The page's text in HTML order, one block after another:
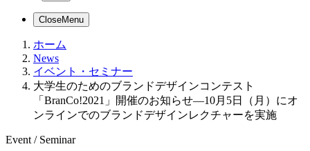
CloseMenu
ホーム
News
イベント・セミナー
大学生のためのブランドデザインコンテスト
「BranCo!2021」開催のお知らせ―10月5日（月）にオ
ンラインでのブランドデザインレクチャーを実施
Event / Seminar